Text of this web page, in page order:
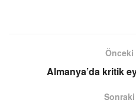
Önceki
Almanya’da kritik